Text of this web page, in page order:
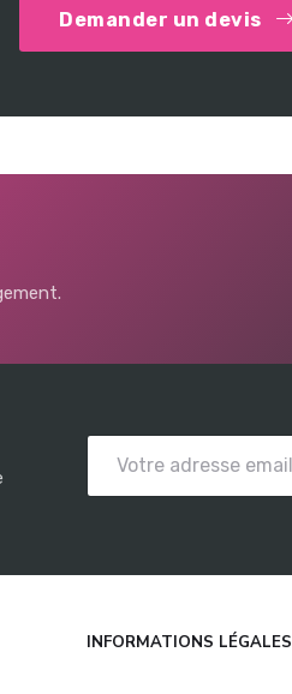
Demander un devis
INFORMATIONS LÉGALES